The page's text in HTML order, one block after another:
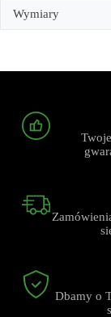
Wymiary
Dbamy o